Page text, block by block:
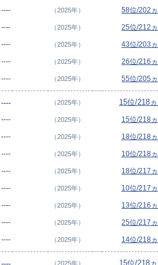
---- （2025年） 58位/202
---- （2025年） 25位/212
---- （2025年） 43位/203
---- （2025年） 26位/216
---- （2025年） 55位/205
---- （2025年） 15位/218
---- （2025年） 15位/218
---- （2025年） 18位/218
---- （2025年） 10位/218
---- （2025年） 18位/217
---- （2025年） 10位/217
---- （2025年） 13位/216
---- （2025年） 25位/217
---- （2025年） 14位/218
（2025年） 15位/218